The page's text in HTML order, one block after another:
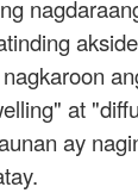
at
ay